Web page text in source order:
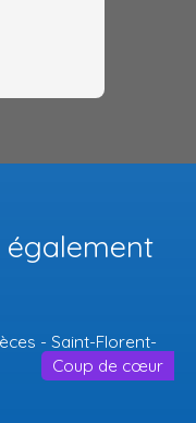
également
Coup de cœur